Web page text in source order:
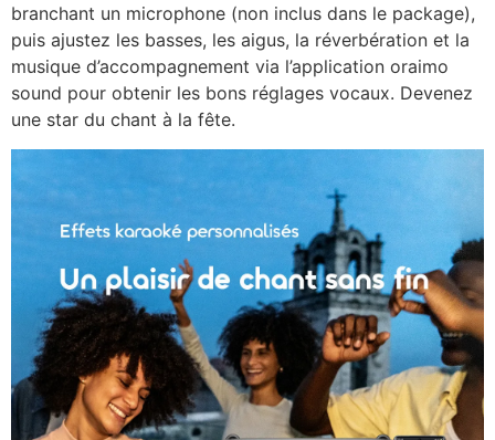
branchant un microphone (non inclus dans le package),
puis ajustez les basses, les aigus, la réverbération et la
musique d’accompagnement via l’application oraimo
sound pour obtenir les bons réglages vocaux. Devenez
une star du chant à la fête.